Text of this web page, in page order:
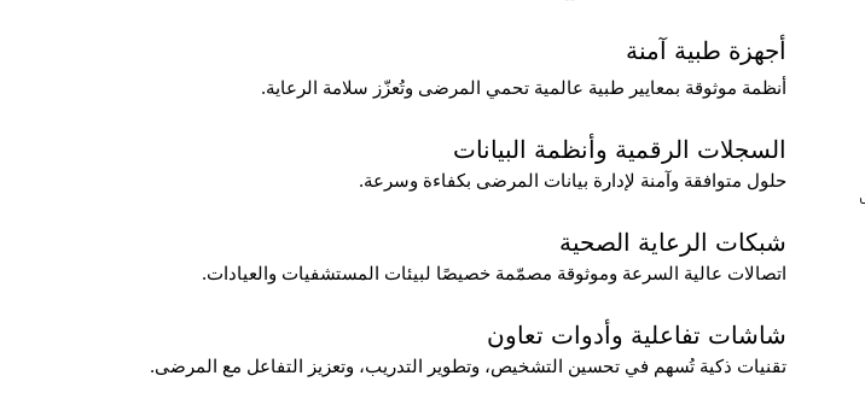
أجهزة طبية آمنة
أنظمة موثوقة بمعايير طبية عالمية تحمي المرضى وتُعزّز سلامة الرعاية.
السجلات الرقمية وأنظمة البيانات
حلول متوافقة وآمنة لإدارة بيانات المرضى بكفاءة وسرعة.
شبكات الرعاية الصحية
اتصالات عالية السرعة وموثوقة مصمّمة خصيصًا لبيئات المستشفيات والعيادات.
شاشات تفاعلية وأدوات تعاون
تقنيات ذكية تُسهم في تحسين التشخيص، وتطوير التدريب، وتعزيز التفاعل مع المرضى.